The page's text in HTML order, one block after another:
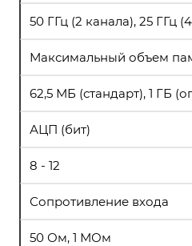
50 ГГц (2 канала), 25 ГГц
Максимальный объем
62,5 МБ (стандарт), 1 ГБ
АЦП (бит)
8 - 12
Сопротивление входа
50 Ом, 1 МОм